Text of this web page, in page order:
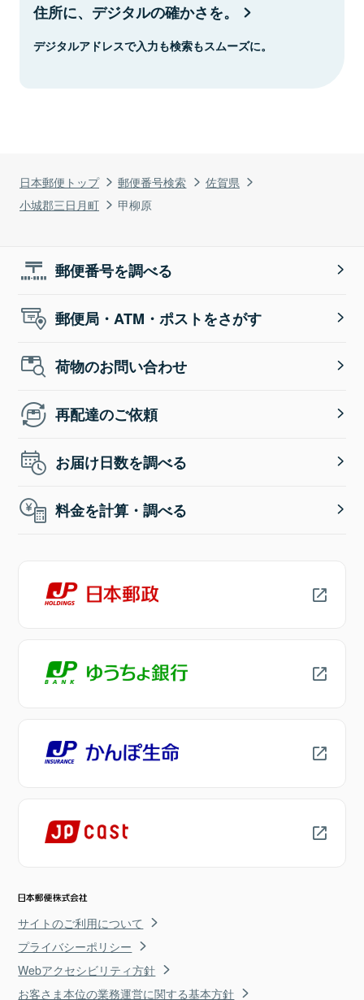
日本郵便トップ 郵便番号検索
佐賀県
小城郡三日月町
甲柳原
住所に、デジタルの確かさを。
デジタルアドレスで入力も検索もスムーズに。
郵便番号を調べる
郵便局・ATM・ポストをさがす
荷物のお問い合わせ
再配達のご依頼
お届け日数を調べる
料金を計算・調べる
サイトのご利用について
プライバシーポリシー
Webアクセシビリティ方針
お客さま本位の業務運営に関する基本方針